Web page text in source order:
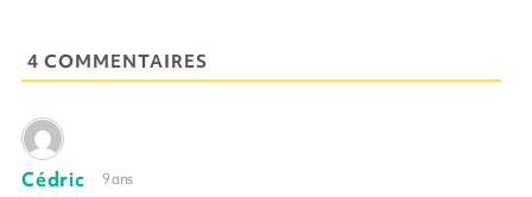
4 COMMENTAIRES
Cédric 9 ans